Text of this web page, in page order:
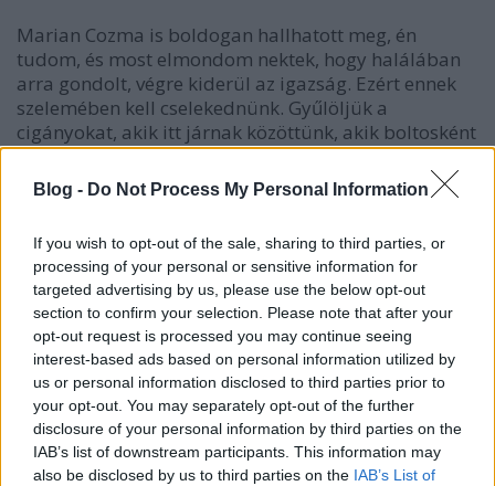
Blog - Do Not Process My Personal Information
If you wish to opt-out of the sale, sharing to third parties, or
processing of your personal or sensitive information for
targeted advertising by us, please use the below opt-out
section to confirm your selection. Please note that after your
opt-out request is processed you may continue seeing
interest-based ads based on personal information utilized by
us or personal information disclosed to third parties prior to
your opt-out. You may separately opt-out of the further
disclosure of your personal information by third parties on the
IAB’s list of downstream participants. This information may
also be disclosed by us to third parties on the IAB’s List of
Marian Cozma is boldogan hallhatott meg, én
tudom, és most elmondom nektek, hogy halálában
arra gondolt, végre kiderül az igazság. Ezért ennek
szelemében kell cselekednünk. Gyűlöljük a
cigányokat, akik itt járnak közöttünk, akik boltosként
dolgoznak, akik felsőoktatásra járnak, akik zenélnek,
akik becsületesek. Ne, ne alkalmazunk, ne keresünk
lehetőséget arra, hogy megkülönböztessük őket a
hogy a közösség részének érezzék magukat, hiszen
cigányünőzés van.
Ébresztő!
Ha megkülönböztetnénk azokat, akik magyarnak
vallják magukat, dolgozni és tanulni akarnak, mi
lenne, kit gyűlölnénk? A zsidókat? Nem ezt én nem
akarom, hiszen magam is zsidó származású vagyok.
Ezért szükség van a cigánybűnözés kifejezésre.